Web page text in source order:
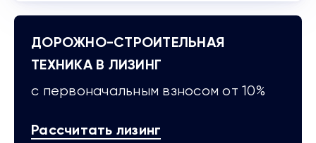
ДОРОЖНО-СТРОИТЕЛЬНАЯ
ТЕХНИКА В ЛИЗИНГ
с первоначальным взносом от 10%
Рассчитать лизинг